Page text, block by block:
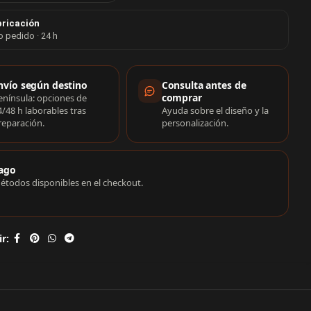
pedido · 24 h
de compra
según destino
opciones de
48 h laborables tras
Consulta antes de
comprar
Ayuda sobre el diseño y la
personalización.
disponibles en el checkout.